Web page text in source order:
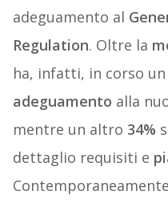
adeguamento al
Regulation. Oltre la
ha, infatti, in corso un
adeguamento alla
mentre un altro 34%
dettaglio requisiti e